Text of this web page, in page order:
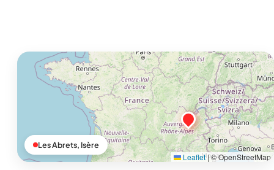
Leaflet |© OpenStreetMap
Les Abrets, Isère